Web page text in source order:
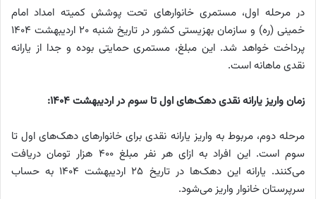
در مرحله اول، مستمری خانوارهای تحت پوشش کمیته امداد امام
خمینی (ره) و سازمان بهزیستی کشور در تاریخ شنبه ۲۰ اردیبهشت ۱۴۰۴
پرداخت خواهد شد. این مبلغ، مستمری حمایتی بوده و جدا از یارانه
نقدی ماهانه است.
زمان واریز یارانه نقدی دهک‌های اول تا سوم در اردیبهشت ۱۴۰۴:
مرحله دوم، مربوط به واریز یارانه نقدی برای خانوارهای دهک‌های اول تا
سوم است. این افراد به ازای هر نفر مبلغ ۴۰۰ هزار تومان دریافت
می‌کنند. یارانه این دهک‌ها در تاریخ ۲۵ اردیبهشت ۱۴۰۴ به حساب
سرپرستان خانوار واریز می‌شود.